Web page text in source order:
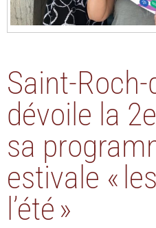
Saint-Roch-
dévoile la
sa
estivale «
l’été »